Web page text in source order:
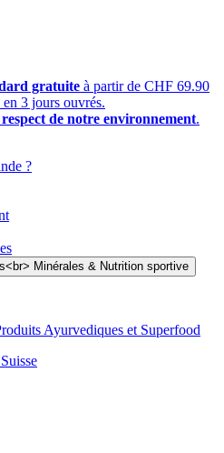
gratuite à partir de CHF 69.90
3 jours ouvrés.
respect de notre environnement.
?
Ayurvediques et Superfood